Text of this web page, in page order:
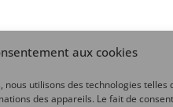
aux cookies
utilisons des technologies telles
des appareils. Le fait de